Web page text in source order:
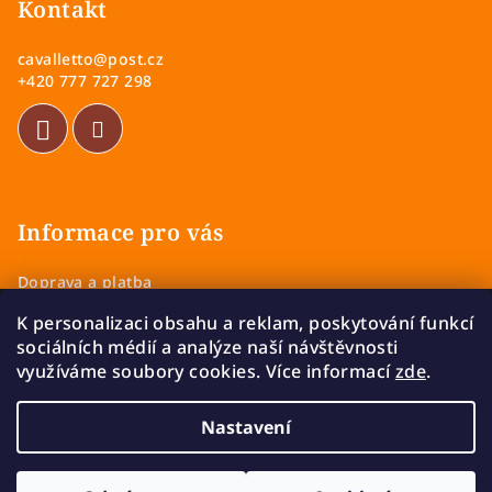
K personalizaci obsahu a reklam, poskytování funkcí
sociálních médií a analýze naší návštěvnosti
využíváme soubory cookies. Více informacízde.
Nastavení
Kontakt
cavalletto@post.cz
+420 777 727 298
Informace pro vás
Doprava a platba
Zásady ochrany osobních údajů
Vrácení a výměna zboží
Upravit nastavení cookies